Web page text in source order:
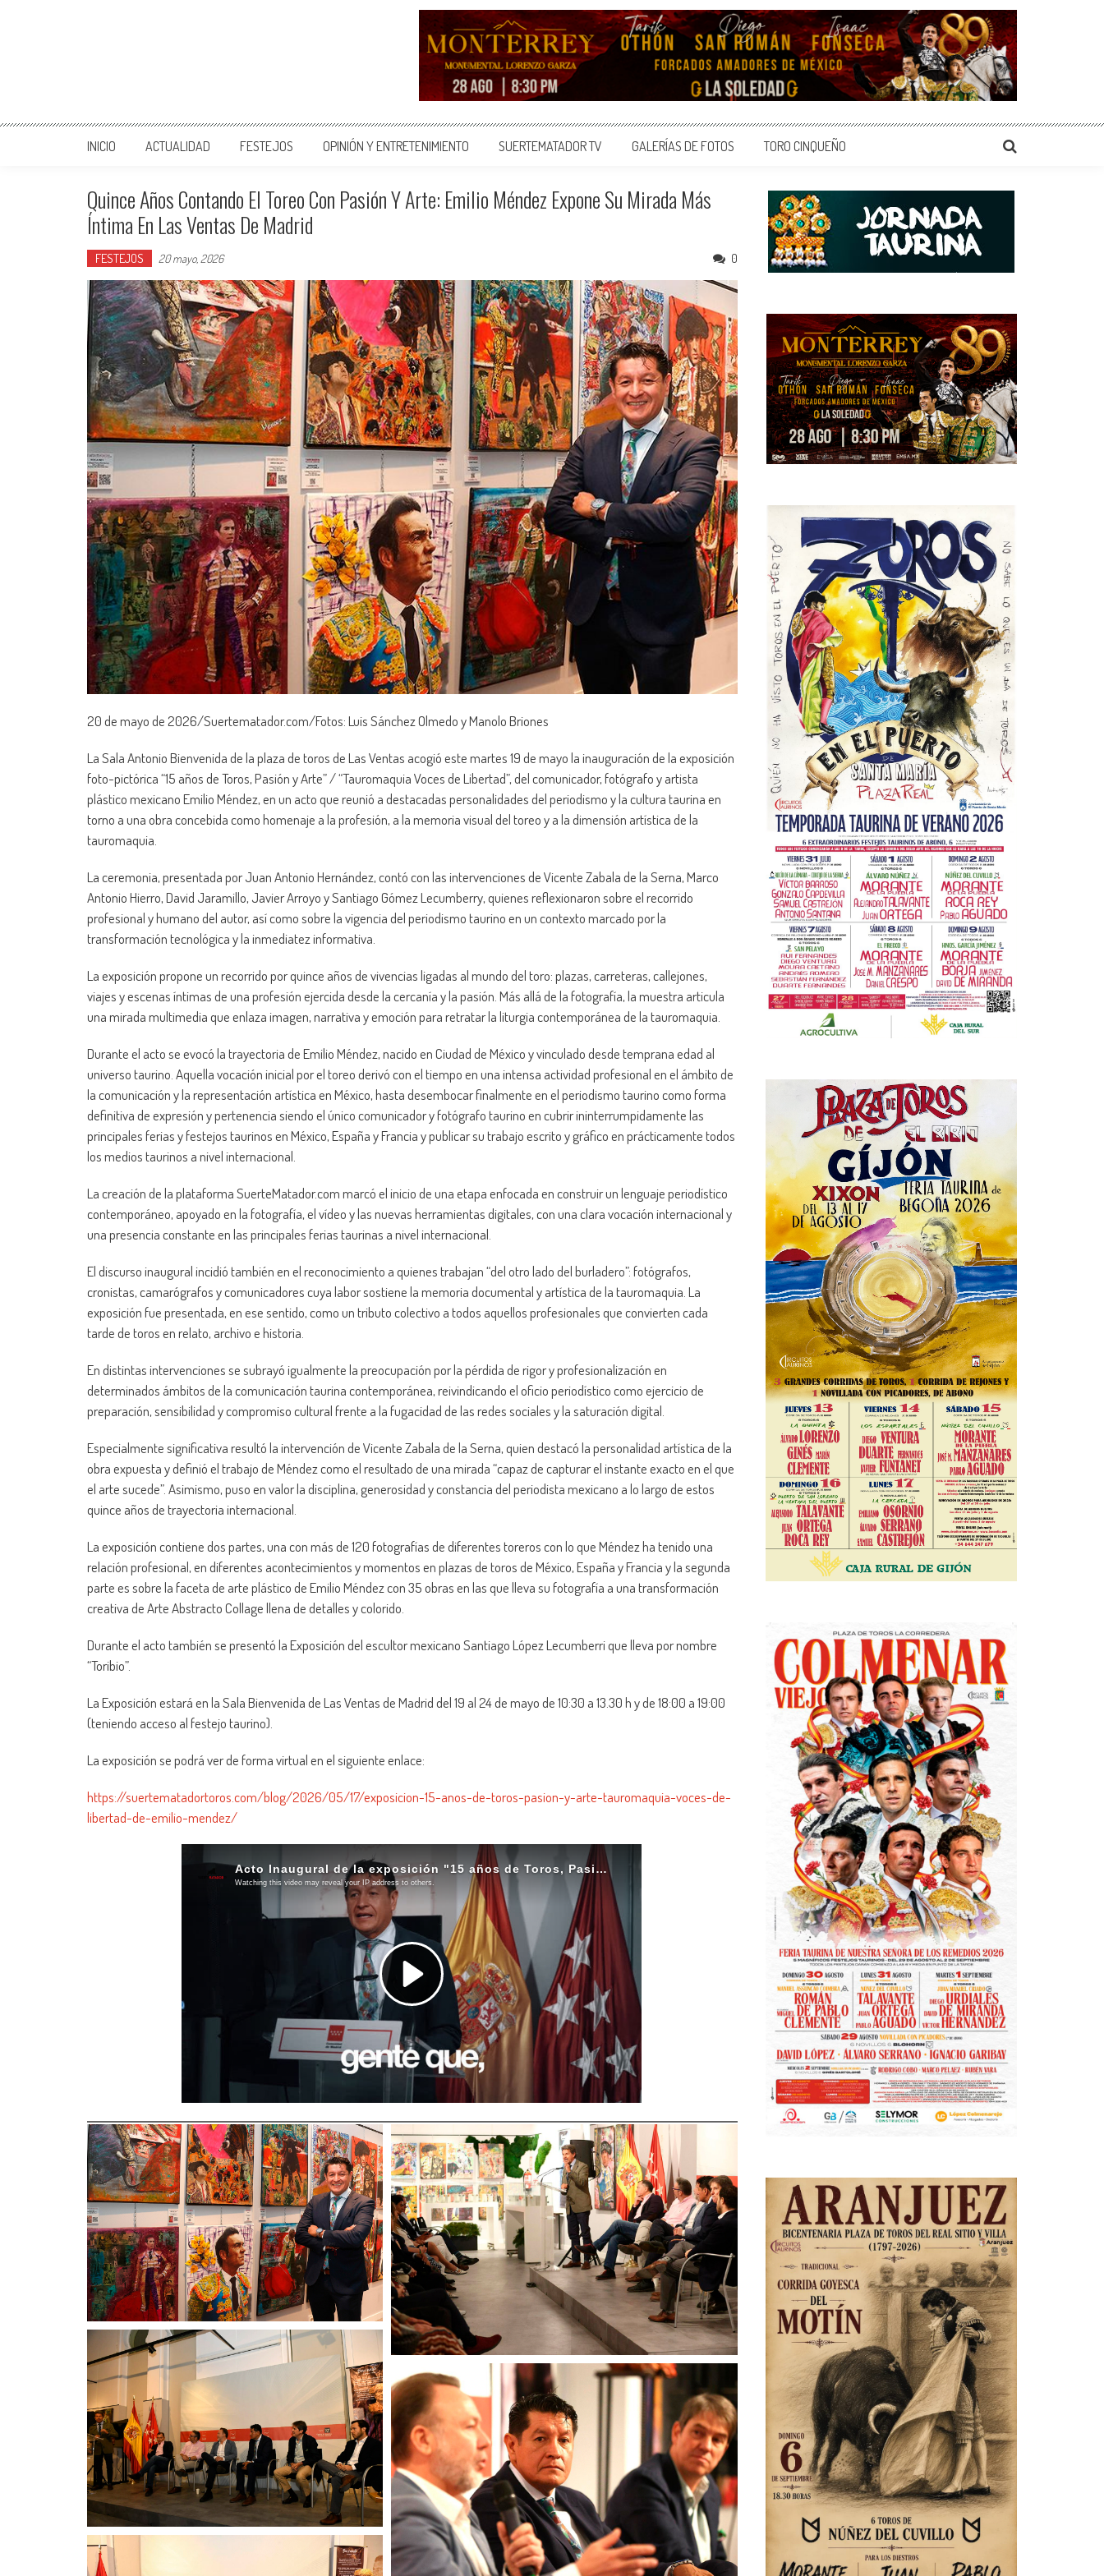
INICIO ACTUALIDAD FESTEJOS OPINIÓN Y ENTRETENIMIENTO SUERTEMATADOR TV GALERÍAS DE FOTOS TORO CINQUEÑO
Quince Años Contando El Toreo Con Pasión Y Arte: Emilio Méndez Expone Su Mirada Más
Íntima En Las Ventas De Madrid
FESTEJOS 20 mayo, 2026 0
20 de mayo de 2026/Suertematador.com/Fotos: Luis Sánchez Olmedo y Manolo Briones
La Sala Antonio Bienvenida de la plaza de toros de Las Ventas acogió este martes 19 de mayo la inauguración de la exposición
foto-pictórica “15 años de Toros, Pasión y Arte” / “Tauromaquia Voces de Libertad”, del comunicador, fotógrafo y artista
plástico mexicano Emilio Méndez, en un acto que reunió a destacadas personalidades del periodismo y la cultura taurina en
torno a una obra concebida como homenaje a la profesión, a la memoria visual del toreo y a la dimensión artística de la
tauromaquia.
La ceremonia, presentada por Juan Antonio Hernández, contó con las intervenciones de Vicente Zabala de la Serna, Marco
Antonio Hierro, David Jaramillo, Javier Arroyo y Santiago Gómez Lecumberry, quienes reflexionaron sobre el recorrido
profesional y humano del autor, así como sobre la vigencia del periodismo taurino en un contexto marcado por la
transformación tecnológica y la inmediatez informativa.
La exposición propone un recorrido por quince años de vivencias ligadas al mundo del toro: plazas, carreteras, callejones,
viajes y escenas íntimas de una profesión ejercida desde la cercanía y la pasión. Más allá de la fotografía, la muestra articula
una mirada multimedia que enlaza imagen, narrativa y emoción para retratar la liturgia contemporánea de la tauromaquia.
Durante el acto se evocó la trayectoria de Emilio Méndez, nacido en Ciudad de México y vinculado desde temprana edad al
universo taurino. Aquella vocación inicial por el toreo derivó con el tiempo en una intensa actividad profesional en el ámbito de
la comunicación y la representación artística en México, hasta desembocar finalmente en el periodismo taurino como forma
definitiva de expresión y pertenencia siendo el único comunicador y fotógrafo taurino en cubrir ininterrumpidamente las
principales ferias y festejos taurinos en México, España y Francia y publicar su trabajo escrito y gráfico en prácticamente todos
los medios taurinos a nivel internacional.
La creación de la plataforma SuerteMatador.com marcó el inicio de una etapa enfocada en construir un lenguaje periodístico
contemporáneo, apoyado en la fotografía, el vídeo y las nuevas herramientas digitales, con una clara vocación internacional y
una presencia constante en las principales ferias taurinas a nivel internacional.
El discurso inaugural incidió también en el reconocimiento a quienes trabajan “del otro lado del burladero”: fotógrafos,
cronistas, camarógrafos y comunicadores cuya labor sostiene la memoria documental y artística de la tauromaquia. La
exposición fue presentada, en ese sentido, como un tributo colectivo a todos aquellos profesionales que convierten cada
tarde de toros en relato, archivo e historia.
En distintas intervenciones se subrayó igualmente la preocupación por la pérdida de rigor y profesionalización en
determinados ámbitos de la comunicación taurina contemporánea, reivindicando el oficio periodístico como ejercicio de
preparación, sensibilidad y compromiso cultural frente a la fugacidad de las redes sociales y la saturación digital.
Especialmente significativa resultó la intervención de Vicente Zabala de la Serna, quien destacó la personalidad artística de la
obra expuesta y definió el trabajo de Méndez como el resultado de una mirada “capaz de capturar el instante exacto en el que
el arte sucede”. Asimismo, puso en valor la disciplina, generosidad y constancia del periodista mexicano a lo largo de estos
quince años de trayectoria internacional.
La exposición contiene dos partes, una con más de 120 fotografías de diferentes toreros con lo que Méndez ha tenido una
relación profesional, en diferentes acontecimientos y momentos en plazas de toros de México, España y Francia y la segunda
parte es sobre la faceta de arte plástico de Emilio Méndez con 35 obras en las que lleva su fotografía a una transformación
creativa de Arte Abstracto Collage llena de detalles y colorido.
Durante el acto también se presentó la Exposición del escultor mexicano Santiago López Lecumberri que lleva por nombre
“Toribio”.
La Exposición estará en la Sala Bienvenida de Las Ventas de Madrid del 19 al 24 de mayo de 10:30 a 13.30 h y de 18:00 a 19:00
(teniendo acceso al festejo taurino).
La exposición se podrá ver de forma virtual en el siguiente enlace:
https://suertematadortoros.com/blog/2026/05/17/exposicion-15-anos-de-toros-pasion-y-arte-tauromaquia-voces-de-
libertad-de-emilio-mendez/